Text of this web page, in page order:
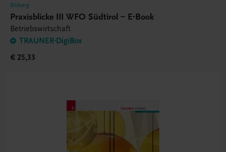
Bildung
Praxisblicke III WFO Südtirol – E-Book
Betriebswirtschaft
TRAUNER-DigiBox
€ 25,33